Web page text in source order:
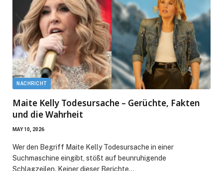
NACHRICHT
Maite Kelly Todesursache – Gerüchte, Fakten
und die Wahrheit
MAY 10, 2026
Wer den Begriff Maite Kelly Todesursache in einer
Suchmaschine eingibt, stößt auf beunruhigende
Schlagzeilen. Keiner dieser Berichte…